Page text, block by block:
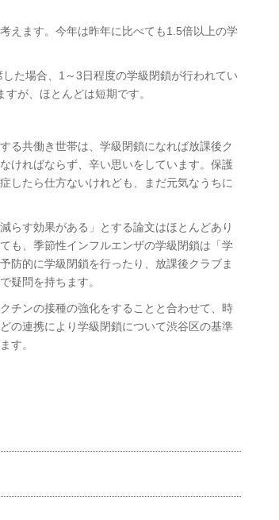
えます。今年は昨年に比べても1.5倍以上の学
た場合、1～3日程度の学級閉鎖が行われてい
が、ほとんどは短期です。
る共働き世帯は、学級閉鎖になれば放課後ク
ければならず、辛い思いをしています。保護
したら仕方ないけれども、まだ元気なうちに
らす効果がある」とする論文はほとんどあり
も、季節性インフルエンザの学級閉鎖は「学
防的に学級閉鎖を行ったり、放課後クラブま
疑問を持ちます。
チンの接種の強化をすることと合わせて、時
の連携により学級閉鎖について渋谷区の基準
す。